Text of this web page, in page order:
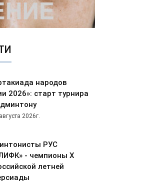
народов
2026»: старт турнира
2026г.
РУС
- чемпионы Х
летней